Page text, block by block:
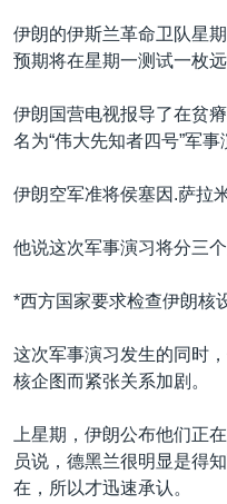
南中国海争端
关注西藏
关注新疆
GEN Z 看美国
伊朗的伊斯兰革命卫队星
预期将在星期一测试一枚远
伊朗国营电视报导了在贫
名为“伟大先知者四号”军事
伊朗空军准将侯塞因.萨拉
他说这次军事演习将分三个
*西方国家要求检查伊朗核
这次军事演习发生的同时
核企图而紧张关系加剧。
上星期，伊朗公布他们正
员说，德黑兰很明显是得
在，所以才迅速承认。